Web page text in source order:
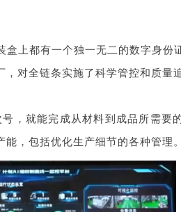
上都有一个独一无二的数字身份
对全链条实施了科学管控和质量
，就能完成从材料到成品所需要
，包括优化生产细节的各种管理。